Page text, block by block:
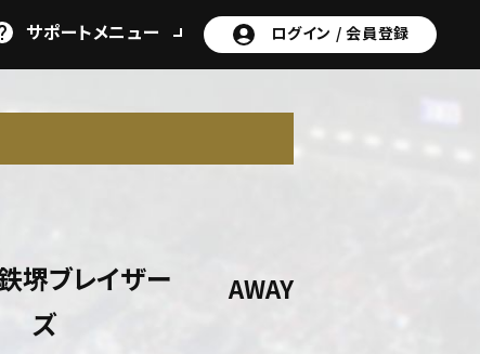
サポートメニュー ログイン /会員登録
AWAY
堺ブレイザー
ズ